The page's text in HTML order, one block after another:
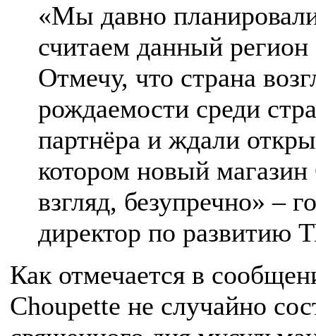
«Мы давно
считаем данный
Отмечу, что страна
рождаемости среди
партнёра и ждали
котором новый
взгляд, безупречно» –
директор по развитию
Как отмечается в
Choupette не случайно